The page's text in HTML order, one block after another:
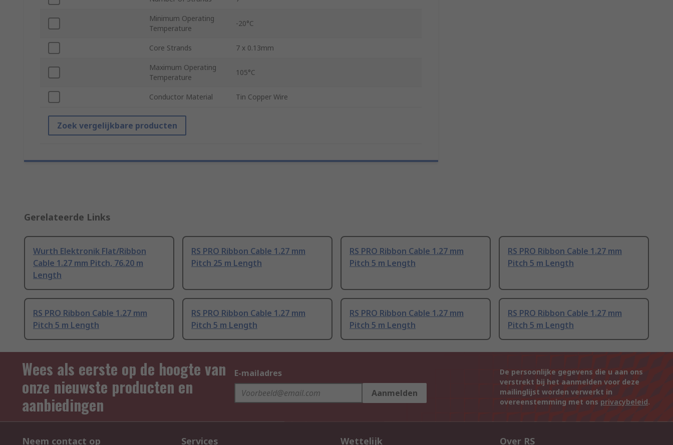
Minimum Operating
Temperature
-20°C
Core Strands 7 x 0.13mm
Maximum Operating
Temperature
105°C
Conductor Material Tin Copper Wire
Zoek vergelijkbare producten
Gerelateerde Links
Wurth Elektronik Flat/Ribbon
Cable 1.27 mm Pitch, 76.20 m
Length
RS PRO Ribbon Cable 1.27 mm
Pitch 25 m Length
RS PRO Ribbon Cable 1.27 mm
Pitch 5 m Length
RS PRO Ribbon Cable 1.27 mm
Pitch 5 m Length
RS PRO Ribbon Cable 1.27 mm
Pitch 5 m Length
RS PRO Ribbon Cable 1.27 mm
Pitch 5 m Length
RS PRO Ribbon Cable 1.27 mm
Pitch 5 m Length
RS PRO Ribbon Cable 1.27 mm
Pitch 5 m Length
Wees als eerste op de hoogte van
onze nieuwste producten en
aanbiedingen
E-mailadres
Aanmelden
De persoonlijke gegevens die u aan ons
verstrekt bij het aanmelden voor deze
mailinglijst worden verwerkt in
overeenstemming met ons privacybeleid.
Neem contact op Services Wettelijk Over RS